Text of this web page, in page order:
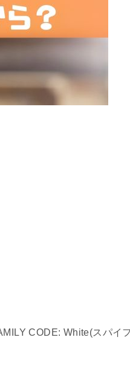
CODE: White(スパイ